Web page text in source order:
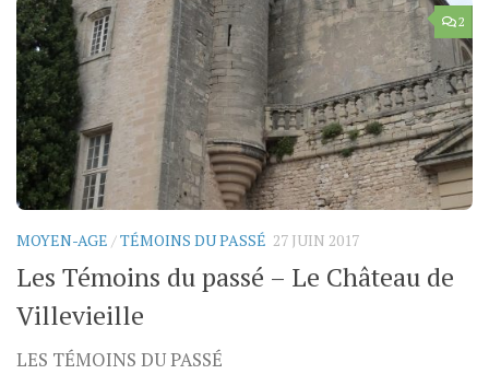
2
MOYEN-AGE /TÉMOINS DU PASSÉ 27 JUIN 2017
Les Témoins du passé – Le Château de
Villevieille
LES TÉMOINS DU PASSÉ